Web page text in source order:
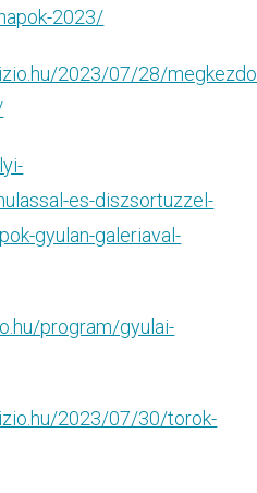
2023/
2023/07/28/
es-diszsortuzzel-
gyulan-galeriaval-
program/gyulai-
2023/07/30/torok-